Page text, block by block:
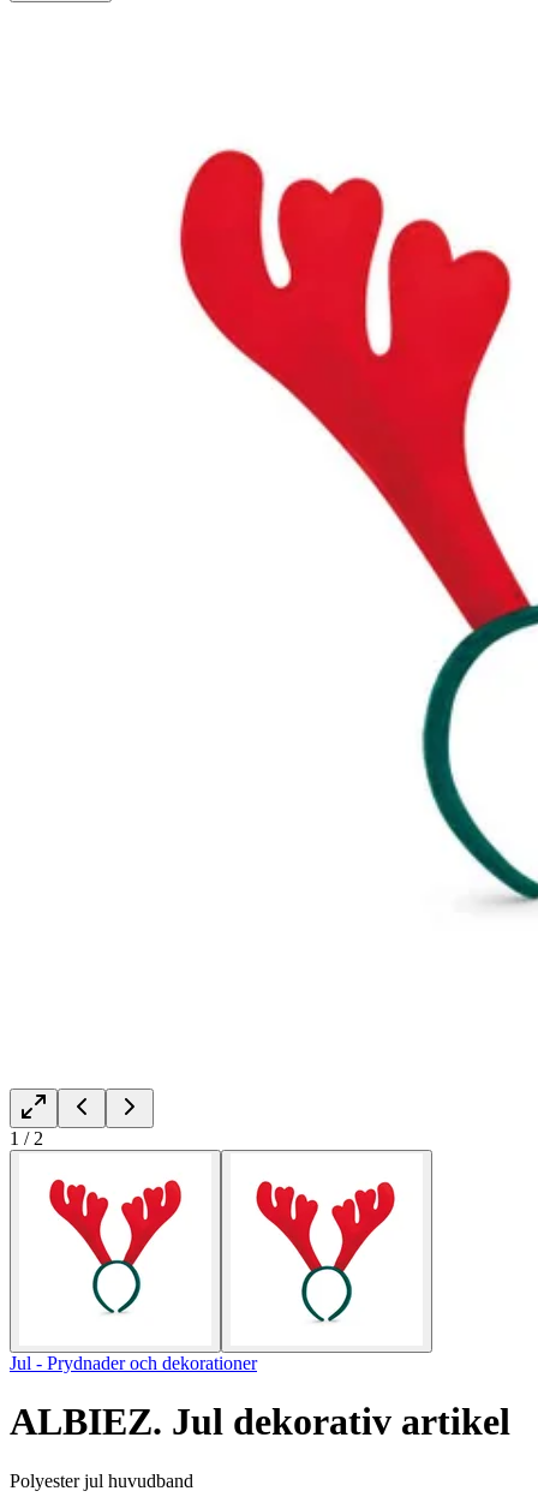
1 / 2
Jul - Prydnader och dekorationer
ALBIEZ. Jul dekorativ artikel
Polyester jul huvudband